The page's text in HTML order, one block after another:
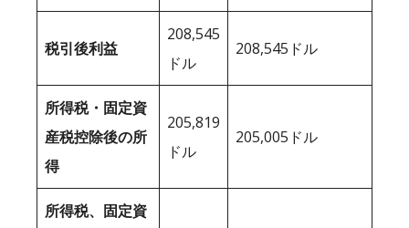
税引後利益
208,545
ドル
208,545ドル
所得税・固定資
産税控除後の所
得
205,819
ドル
205,005ドル
所得税、固定資